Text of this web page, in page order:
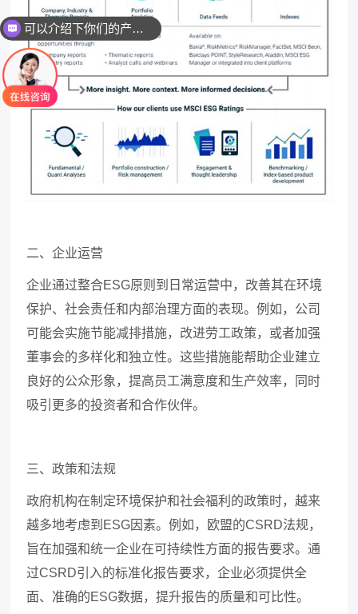
二、企业运营
企业通过整合ESG原则到日常运营中，改善其在环境
保护、社会责任和内部治理方面的表现。例如，公司
可能会实施节能减排措施，改进劳工政策，或者加强
董事会的多样化和独立性。这些措施能帮助企业建立
良好的公众形象，提高员工满意度和生产效率，同时
吸引更多的投资者和合作伙伴。
三、政策和法规
政府机构在制定环境保护和社会福利的政策时，越来
越多地考虑到 ESG因素。例如，欧盟的CSRD法规，
旨在加强和统一企业在可持续性方面的报告要求。通
过CSRD引入的标准化报告要求，企业必须提供全
面、准确的ESG数据，提升报告的质量和可比性。
可以介绍下你们的产品么